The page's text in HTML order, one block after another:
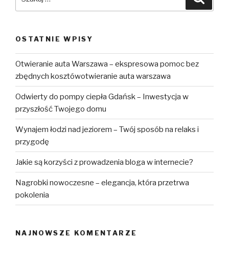
OSTATNIE WPISY
Otwieranie auta Warszawa – ekspresowa pomoc bez
zbędnych kosztówotwieranie auta warszawa
Odwierty do pompy ciepła Gdańsk – Inwestycja w
przyszłość Twojego domu
Wynajem łodzi nad jeziorem – Twój sposób na relaks i
przygodę
Jakie są korzyści z prowadzenia bloga w internecie?
Nagrobki nowoczesne – elegancja, która przetrwa
pokolenia
NAJNOWSZE KOMENTARZE